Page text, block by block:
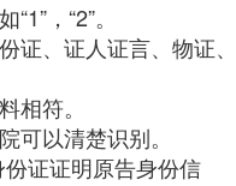
，“2”。
、证人证言、物证、
相符。
以清楚识别。
证证明原告身份信